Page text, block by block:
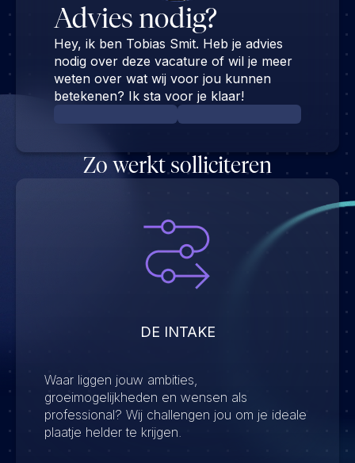
Advies nodig?
Hey, ik ben Tobias Smit. Heb je advies
nodig over deze vacature of wil je meer
weten over wat wij voor jou kunnen
betekenen? Ik sta voor je klaar!
Zo werkt solliciteren
DE INTAKE
Waar liggen jouw ambities,
groeimogelijkheden en wensen als
professional? Wij challengen jou om je ideale
plaatje helder te krijgen.